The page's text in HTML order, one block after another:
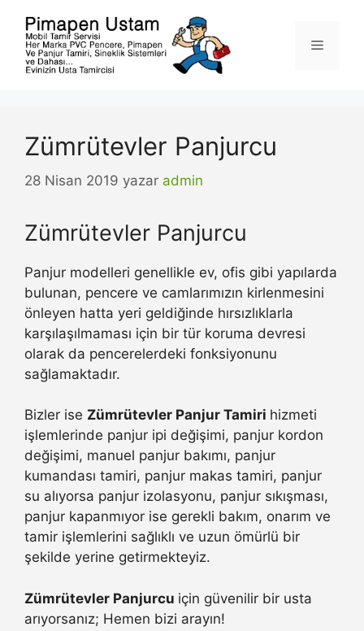
Menü
Zümrütevler Panjurcu
28 Nisan 2019 yazar admin
Zümrütevler Panjurcu
Panjur modelleri genellikle ev, ofis gibi yapılarda
bulunan, pencere ve camlarımızın kirlenmesini
önleyen hatta yeri geldiğinde hırsızlıklarla
karşılaşılmaması için bir tür koruma devresi
olarak da pencerelerdeki fonksiyonunu
sağlamaktadır.
Bizler ise Zümrütevler Panjur Tamiri hizmeti
işlemlerinde panjur ipi değişimi, panjur kordon
değişimi, manuel panjur bakımı, panjur
kumandası tamiri, panjur makas tamiri, panjur
su alıyorsa panjur izolasyonu, panjur sıkışması,
panjur kapanmıyor ise gerekli bakım, onarım ve
tamir işlemlerini sağlıklı ve uzun ömürlü bir
şekilde yerine getirmekteyiz.
Zümrütevler Panjurcu için güvenilir bir usta
arıyorsanız; Hemen bizi arayın!